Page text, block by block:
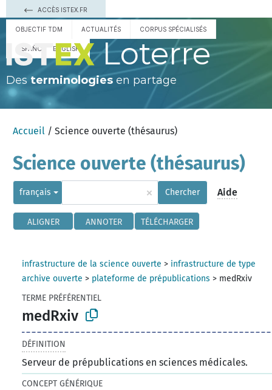
ACCÈS ISTEX.FR
OBJECTIF TDM ACTUALITÉS CORPUS SPÉCIALISÉS
ESPAÑOL ENGLISH Loterre
Des terminologies en partage
Accueil / Science ouverte (thésaurus)
Science ouverte (thésaurus)
français × Chercher Aide
ALIGNER ANNOTER TÉLÉCHARGER
infrastructure de la science ouverte > infrastructure de type
archive ouverte > plateforme de prépublications > medRxiv
TERME PRÉFÉRENTIEL
medRxiv
DÉFINITION
Serveur de prépublications en sciences médicales.
CONCEPT GÉNÉRIQUE